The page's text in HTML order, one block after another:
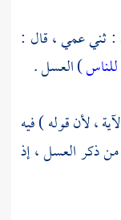
: ثني عمي ، قال :
للناس) العسل .
، لأن قوله ) فيه
ذكر العسل ، إذ